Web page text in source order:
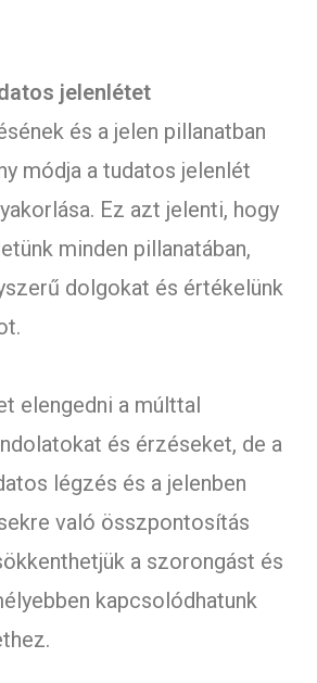
jelenlétet
és a jelen pillanatban
módja a tudatos jelenlét
Ez azt jelenti, hogy
minden pillanatában,
dolgokat és értékelünk
elengedni a múlttal
és érzéseket, de a
légzés és a jelenben
való összpontosítás
a szorongást és
kapcsolódhatunk